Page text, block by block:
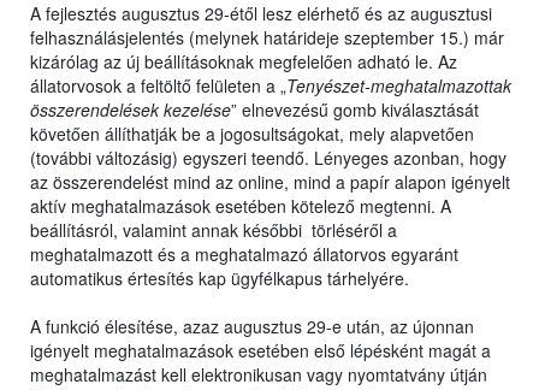
A fejlesztés augusztus 29-étől lesz elérhető és az augusztusi
felhasználásjelentés (melynek határideje szeptember 15.) már
kizárólag az új beállításoknak megfelelően adható le. Az
állatorvosok a feltöltő felületen a „Tenyészet-meghatalmazottak
összerendelések kezelése” elnevezésű gomb kiválasztását
követően állíthatják be a jogosultságokat, mely alapvetően
(további változásig) egyszeri teendő. Lényeges azonban, hogy
az összerendelést mind az online, mind a papír alapon igényelt
aktív meghatalmazások esetében kötelező megtenni. A
beállításról, valamint annak későbbi törléséről a
meghatalmazott és a meghatalmazó állatorvos egyaránt
automatikus értesítés kap ügyfélkapus tárhelyére.
A funkció élesítése, azaz augusztus 29-e után, az újonnan
igényelt meghatalmazások esetében első lépésként magát a
meghatalmazást kell elektronikusan vagy nyomtatvány útján